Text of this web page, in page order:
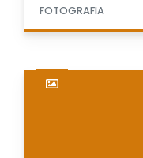
FOTOGRAFIA